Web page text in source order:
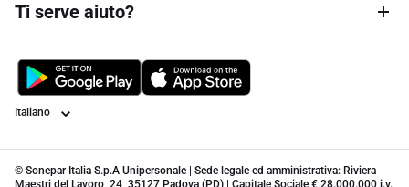
Ti serve aiuto?
Lingua
© Sonepar Italia S.p.A Unipersonale | Sede legale ed amministrativa: Riviera
Maestri del Lavoro, 24, 35127 Padova (PD) | Capitale Sociale € 28.000.000 i.v.